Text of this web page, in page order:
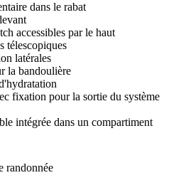
dans le rabat
accessibles par le haut
télescopiques
latérales
la bandoulière
fixation pour la sortie du système
intégrée dans un compartiment
randonnée